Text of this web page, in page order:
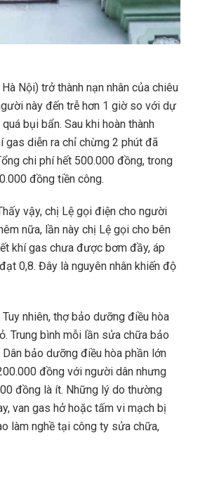
Nội) trở thành nạn nhân của chiêu
này đến trễ hơn 1 giờ so với dự
bụi bẩn. Sau khi hoàn thành
gas diễn ra chỉ chừng 2 phút đã
chi phí hết 500.000 đồng, trong
đồng tiền công.
vậy, chị Lệ gọi điện cho người
nữa, lần này chị Lệ gọi cho bên
khí gas chưa được bơm đầy, áp
0,8. Đây là nguyên nhân khiến độ
nhiên, thợ bảo dưỡng điều hòa
Trung bình mỗi lần sửa chữa bảo
bảo dưỡng điều hòa phần lớn
đồng với người dân nhưng
đồng là ít. Những lý do thường
van gas hở hoặc tấm vi mạch bị
làm nghề tại công ty sửa chữa,